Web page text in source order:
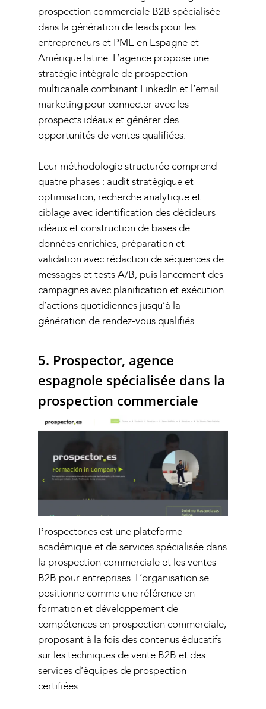
prospection commerciale B2B spécialisée
dans la génération de leads pour les
entrepreneurs et PME en Espagne et
Amérique latine. L’agence propose une
stratégie intégrale de prospection
multicanale combinant LinkedIn et l’email
marketing pour connecter avec les
prospects idéaux et générer des
opportunités de ventes qualifiées.
Leur méthodologie structurée comprend
quatre phases : audit stratégique et
optimisation, recherche analytique et
ciblage avec identification des décideurs
idéaux et construction de bases de
données enrichies, préparation et
validation avec rédaction de séquences de
messages et tests A/B, puis lancement des
campagnes avec planification et exécution
d’actions quotidiennes jusqu’à la
génération de rendez-vous qualifiés.
5. Prospector, agence
espagnole spécialisée dans la
prospection commerciale
Prospector.es est une plateforme
académique et de services spécialisée dans
la prospection commerciale et les ventes
B2B pour entreprises. L’organisation se
positionne comme une référence en
formation et développement de
compétences en prospection commerciale,
proposant à la fois des contenus éducatifs
sur les techniques de vente B2B et des
services d’équipes de prospection
certifiées.